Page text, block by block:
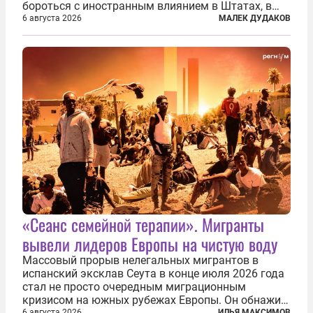
бороться с иностранным влиянием в Штатах, в
первую очередь имея в виду Израиль. А также
прекратить заморские войны, выплатить
репарации Ирану, остановить прием мигрантов...
6 августа 2026 МАЛЕК ДУДАКОВ
«Сеанс семейной терапии». Мигранты
вывели лидеров Европы на чистую воду
Массовый прорыв нелегальных мигрантов в
испанский эксклав Сеута в конце июля 2026 года
стал не просто очередным миграционным
кризисом на южных рубежах Европы. Он обнажил